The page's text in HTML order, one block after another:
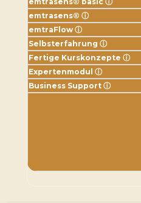
emtrasens® ⓘ
emtraFlow ⓘ
Selbsterfahrung ⓘ
Fertige Kurskonzepte ⓘ
Expertenmodul ⓘ
Business Support ⓘ